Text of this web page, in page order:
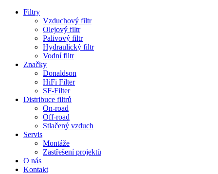
Filtry
Vzduchový filtr
Olejový filtr
Palivový filtr
Hydraulický filtr
Vodní filtr
Značky
Donaldson
HiFi Filter
SF-Filter
Distribuce filtrů
On-road
Off-road
Stlačený vzduch
Servis
Montáže
Zastřešení projektů
O nás
Kontakt